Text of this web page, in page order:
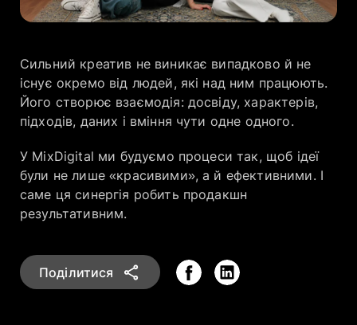
Сильний креатив не виникає випадково й не
існує окремо від людей, які над ним працюють.
Його створює взаємодія: досвіду, характерів,
підходів, даних і вміння чути одне одного.
У MixDigital ми будуємо процеси так, щоб ідеї
були не лише «красивими», а й ефективними. І
саме ця синергія робить продакшн
результативним.
Поділитися